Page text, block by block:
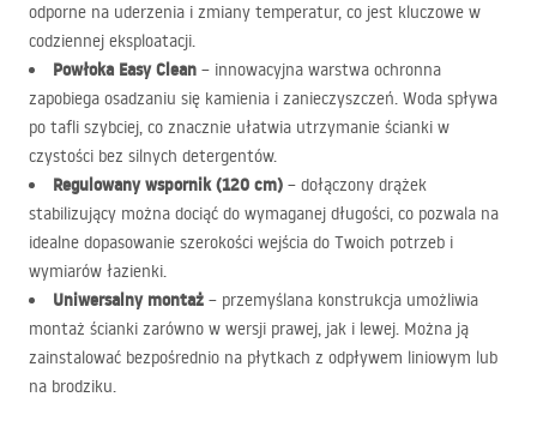
odporne na uderzenia i zmiany temperatur, co jest kluczowe w
codziennej eksploatacji.
Powłoka Easy Clean – innowacyjna warstwa ochronna
zapobiega osadzaniu się kamienia i zanieczyszczeń. Woda spływa
po tafli szybciej, co znacznie ułatwia utrzymanie ścianki w
czystości bez silnych detergentów.
Regulowany wspornik (120 cm) – dołączony drążek
stabilizujący można dociąć do wymaganej długości, co pozwala na
idealne dopasowanie szerokości wejścia do Twoich potrzeb i
wymiarów łazienki.
Uniwersalny montaż – przemyślana konstrukcja umożliwia
montaż ścianki zarówno w wersji prawej, jak i lewej. Można ją
zainstalować bezpośrednio na płytkach z odpływem liniowym lub
na brodziku.